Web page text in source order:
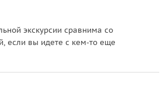
Сочи и его главные
в утончённой атмосфере вечера.
и модная жизнь города, и
экскурсии сравнима со
если вы идете с кем-то еще